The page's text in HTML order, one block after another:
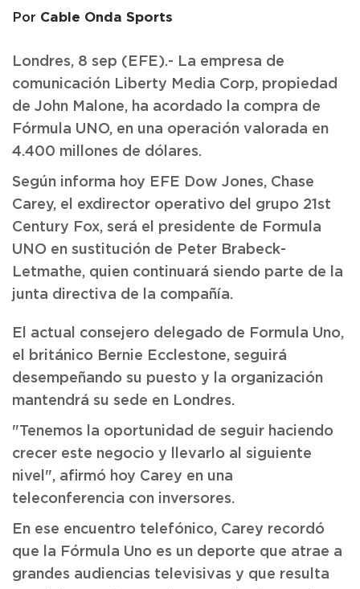
Por Cable Onda Sports
Londres, 8 sep (EFE).- La empresa de
comunicación Liberty Media Corp, propiedad
de John Malone, ha acordado la compra de
Fórmula UNO, en una operación valorada en
4.400 millones de dólares.
Según informa hoy EFE Dow Jones, Chase
Carey, el exdirector operativo del grupo 21st
Century Fox, será el presidente de Formula
UNO en sustitución de Peter Brabeck-
Letmathe, quien continuará siendo parte de la
junta directiva de la compañía.
El actual consejero delegado de Formula Uno,
el británico Bernie Ecclestone, seguirá
desempeñando su puesto y la organización
mantendrá su sede en Londres.
"Tenemos la oportunidad de seguir haciendo
crecer este negocio y llevarlo al siguiente
nivel", afirmó hoy Carey en una
teleconferencia con inversores.
En ese encuentro telefónico, Carey recordó
que la Fórmula Uno es un deporte que atrae a
grandes audiencias televisivas y que resulta